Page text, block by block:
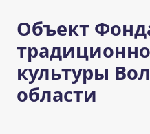
Объект
культуры
области